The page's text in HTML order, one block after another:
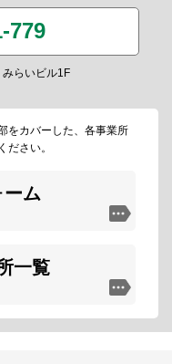
779
らいビル1F
をカバーした、各事業所
ださい。
ーム
一覧